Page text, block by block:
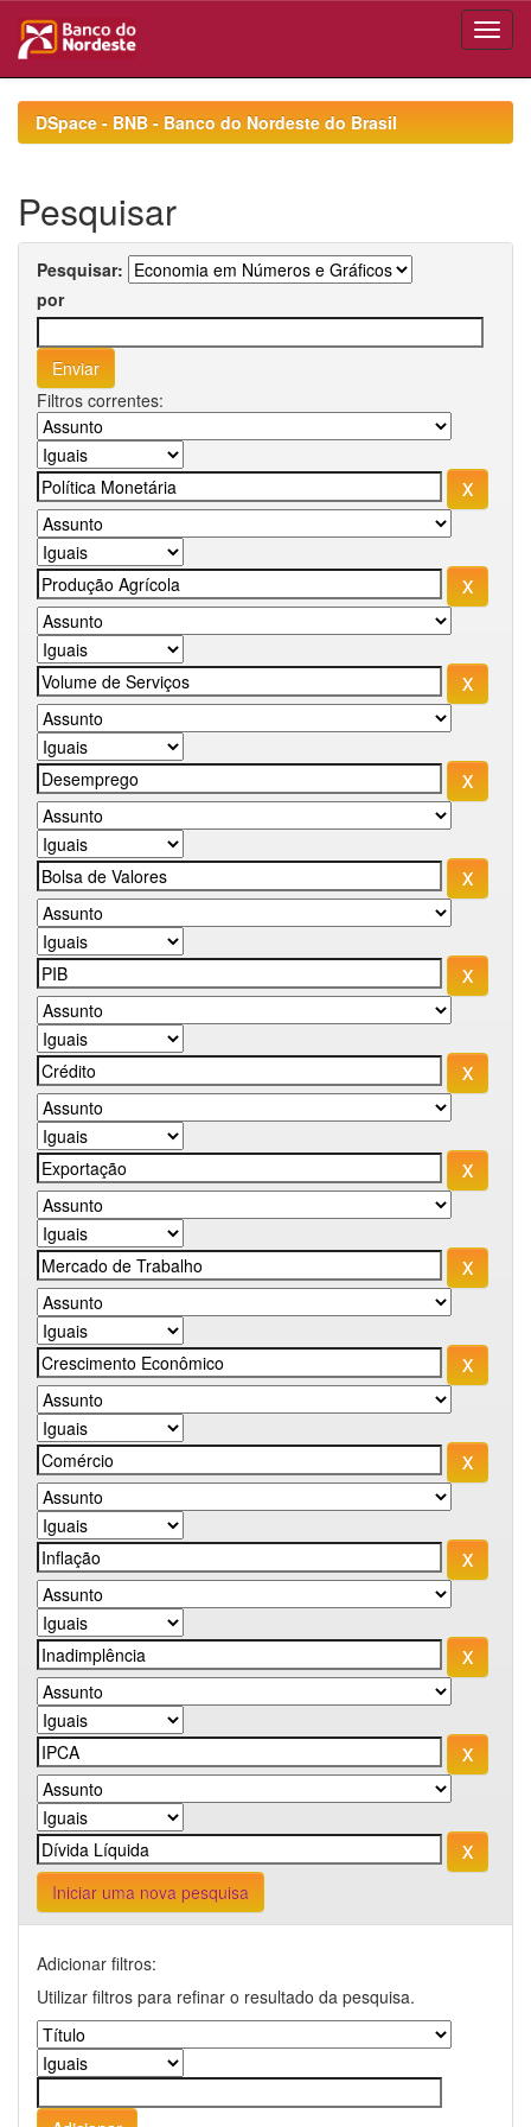
navigationDSpace - BNB - Banco do Nordeste do Brasil
Pesquisar
Pesquisar:
por
Filtros correntes:
Iniciar uma nova pesquisa
Adicionar filtros:
Utilizar filtros para refinar o resultado da pesquisa.